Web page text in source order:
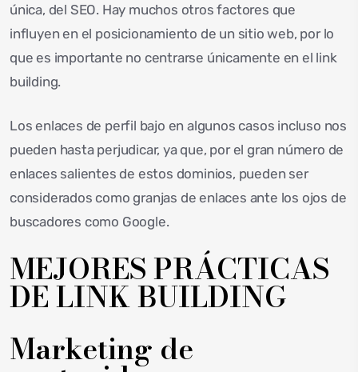
única, del SEO. Hay muchos otros factores que
influyen en el posicionamiento de un sitio web, por lo
que es importante no centrarse únicamente en el link
building.
Los enlaces de perfil bajo en algunos casos incluso nos
pueden hasta perjudicar, ya que, por el gran número de
enlaces salientes de estos dominios, pueden ser
considerados como granjas de enlaces ante los ojos de
buscadores como Google.
MEJORES PRÁCTICAS
DE LINK BUILDING
Marketing de